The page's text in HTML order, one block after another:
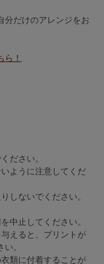
分だけのアレンジをお
！
ださい。
ように注意してくだ
しないでください。
中止してください。
えると、プリントが
。
類に付着することが